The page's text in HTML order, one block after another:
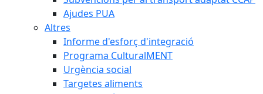
Ajudes PUA
Altres
Informe d'esforç d'integració
Programa CulturalMENT
Urgència social
Targetes aliments